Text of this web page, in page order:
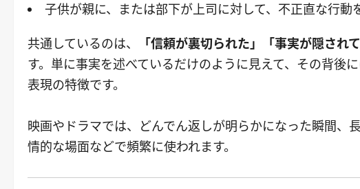
子供が親に、または部下が上司に対して、不正直な行動
共通しているのは、 「信頼が裏切られた」「事実が隠され
す。単に事実を述べているだけのように見えて、その背後
表現の特徴です。
映画やドラマでは、どんでん返しが明らかになった瞬間、
情的な場面などで頻繁に使われます。